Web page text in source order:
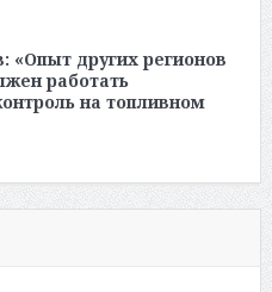
«Опыт других регионов
работать
на топливном